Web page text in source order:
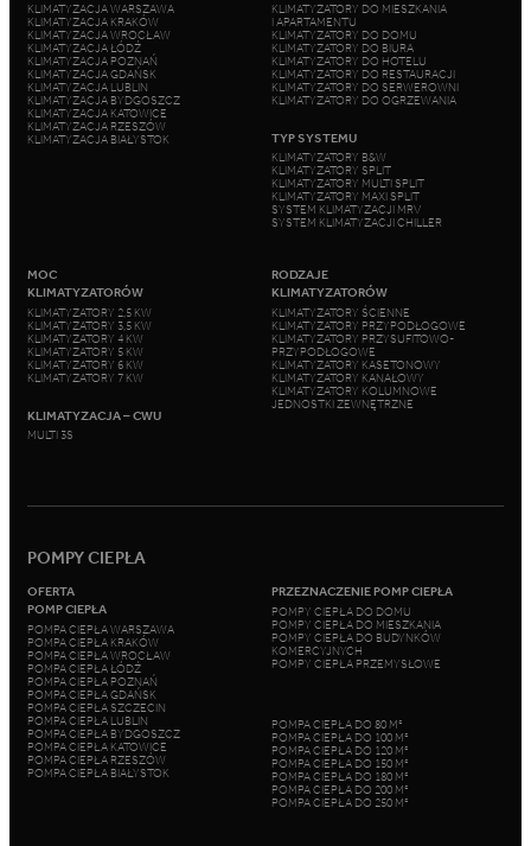
KLIMATYZACJA WARSZAWA
KLIMATYZACJA KRAKÓW
KLIMATYZACJA WROCŁAW
KLIMATYZACJA ŁÓDŹ
KLIMATYZACJA POZNAŃ
KLIMATYZACJA GDAŃSK
KLIMATYZACJA LUBLIN
KLIMATYZACJA BYDGOSZCZ
KLIMATYZACJA KATOWICE
KLIMATYZACJA RZESZÓW
KLIMATYZACJA BIAŁYSTOK
KLIMATYZATORY DO MIESZKANIA
I APARTAMENTU
KLIMATYZATORY DO DOMU
KLIMATYZATORY DO BIURA
KLIMATYZATORY DO HOTELU
KLIMATYZATORY DO RESTAURACJI
KLIMATYZATORY DO SERWEROWNI
KLIMATYZATORY DO OGRZEWANIA
TYP SYSTEMU
KLIMATYZATORY B&W
KLIMATYZATORY SPLIT
KLIMATYZATORY MULTI SPLIT
KLIMATYZATORY MAXI SPLIT
SYSTEM KLIMATYZACJI MRV
SYSTEM KLIMATYZACJI CHILLER
MOC
KLIMATYZATORÓW
KLIMATYZATORY 2,5 KW
KLIMATYZATORY 3,5 KW
KLIMATYZATORY 4 KW
KLIMATYZATORY 5 KW
KLIMATYZATORY 6 KW
KLIMATYZATORY 7 KW
KLIMATYZACJA – CWU
MULTI 3S
RODZAJE
KLIMATYZATORÓW
KLIMATYZATORY ŚCIENNE
KLIMATYZATORY PRZYPODŁOGOWE
KLIMATYZATORY PRZYSUFITOWO-
PRZYPODŁOGOWE
KLIMATYZATORY KASETONOWY
KLIMATYZATORY KANAŁOWY
KLIMATYZATORY KOLUMNOWE
JEDNOSTKI ZEWNĘTRZNE
POMPY CIEPŁA
OFERTA
POMP CIEPŁA
POMPA CIEPŁA WARSZAWA
POMPA CIEPŁA KRAKÓW
POMPA CIEPŁA WROCŁAW
POMPA CIEPŁA ŁÓDŹ
POMPA CIEPŁA POZNAŃ
POMPA CIEPŁA GDAŃSK
POMPA CIEPŁA SZCZECIN
POMPA CIEPŁA LUBLIN
POMPA CIEPŁA BYDGOSZCZ
POMPA CIEPŁA KATOWICE
POMPA CIEPŁA RZESZÓW
POMPA CIEPŁA BIAŁYSTOK
PRZEZNACZENIE POMP CIEPŁA
POMPY CIEPŁA DO DOMU
POMPY CIEPŁA DO MIESZKANIA
POMPY CIEPŁA DO BUDYNKÓW
KOMERCYJNYCH
POMPY CIEPŁA PRZEMYSŁOWE
POMPA CIEPŁA DO 80 M²
POMPA CIEPŁA DO 100 M²
POMPA CIEPŁA DO 120 M²
POMPA CIEPŁA DO 150 M²
POMPA CIEPŁA DO 180 M²
POMPA CIEPŁA DO 200 M²
POMPA CIEPŁA DO 250 M²